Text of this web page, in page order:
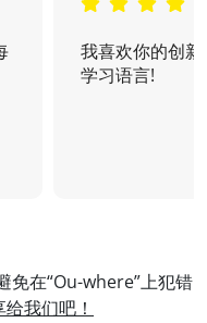
我喜欢你的创
学习语言!
免在“Ou-where”上犯错
我们吧！